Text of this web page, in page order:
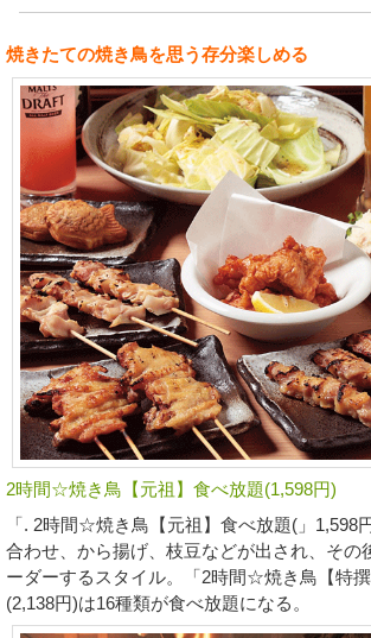
焼きたての焼き鳥を思う存分楽しめる
2時間☆焼き鳥【元祖】食べ放題(1,598円)
「. 2時間☆焼き鳥【元祖】食べ放題(」1,598
合わせ、から揚げ、枝豆などが出され、その
ーダーするスタイル。「2時間☆焼き鳥【特撰
(2,138円)は16種類が食べ放題になる。